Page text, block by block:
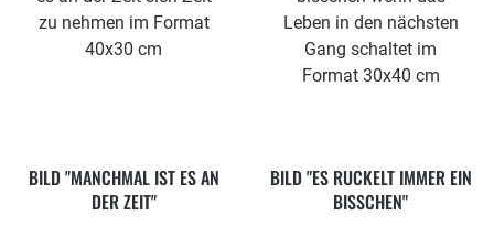
BILD "MANCHMAL IST ES AN
DER ZEIT"
BILD "ES RUCKELT IMMER EIN
BISSCHEN"